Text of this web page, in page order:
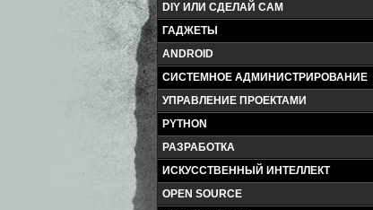
DIY ИЛИ СДЕЛАЙ САМ
ГАДЖЕТЫ
ANDROID
СИСТЕМНОЕ АДМИНИСТРИРОВАНИЕ
УПРАВЛЕНИЕ ПРОЕКТАМИ
PYTHON
РАЗРАБОТКА
ИСКУССТВЕННЫЙ ИНТЕЛЛЕКТ
OPEN SOURCE